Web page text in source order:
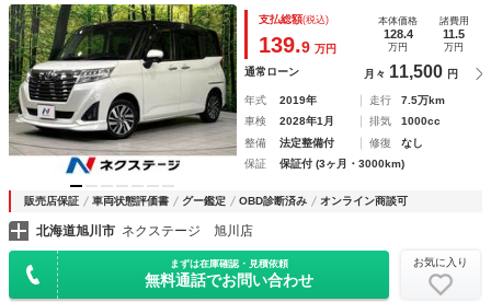
禁煙車 ドラレコ コーナーセンサー スマートキー ＬＥＤ
ヘッド ＥＴＣ クルコン 純正１４インチアルミ
支払総額(税込)
139.9 万円
本体価格
128.4
万円
諸費用
11.5
万円
通常ローン 月々 11,500 円
年式 2019年 走行
7.5万km
車検
2028年1月 排気
1000cc
整備
法定整備付 修復
なし
保証
保証付 (3ヶ月・3000km)
販売店保証 車両状態評価書 グー鑑定 OBD診断済み オンライン商談可
北海道旭川市 ネクステージ 旭川店
まずは在庫確認・見積依頼
無料通話でお問い合わせ
お気に入り